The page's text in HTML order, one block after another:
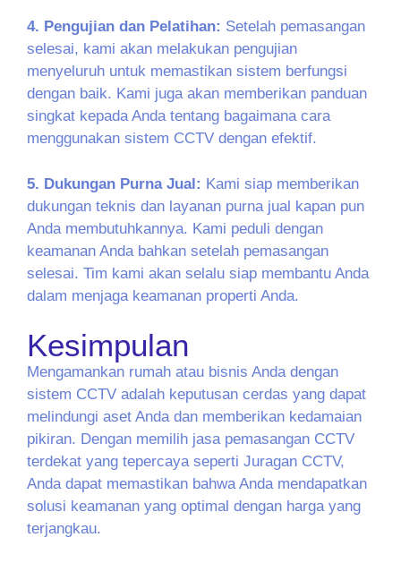
4. Pengujian dan Pelatihan: Setelah pemasangan
selesai, kami akan melakukan pengujian
menyeluruh untuk memastikan sistem berfungsi
dengan baik. Kami juga akan memberikan panduan
singkat kepada Anda tentang bagaimana cara
menggunakan sistem CCTV dengan efektif.
5. Dukungan Purna Jual: Kami siap memberikan
dukungan teknis dan layanan purna jual kapan pun
Anda membutuhkannya. Kami peduli dengan
keamanan Anda bahkan setelah pemasangan
selesai. Tim kami akan selalu siap membantu Anda
dalam menjaga keamanan properti Anda.
Kesimpulan
Mengamankan rumah atau bisnis Anda dengan
sistem CCTV adalah keputusan cerdas yang dapat
melindungi aset Anda dan memberikan kedamaian
pikiran. Dengan memilih jasa pemasangan CCTV
terdekat yang tepercaya seperti Juragan CCTV,
Anda dapat memastikan bahwa Anda mendapatkan
solusi keamanan yang optimal dengan harga yang
terjangkau.